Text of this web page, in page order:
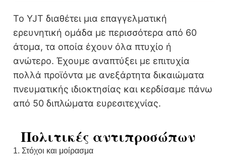
Το YJT διαθέτει μια επαγγελματική
ερευνητική ομάδα με περισσότερα από 60
άτομα, τα οποία έχουν όλα πτυχίο ή
ανώτερο. Έχουμε αναπτύξει με επιτυχία
πολλά προϊόντα με ανεξάρτητα δικαιώματα
πνευματικής ιδιοκτησίας και κερδίσαμε πάνω
από 50 διπλώματα ευρεσιτεχνίας.
Πολιτικές αντιπροσώπων
1. Στόχοι και μοίρασμα